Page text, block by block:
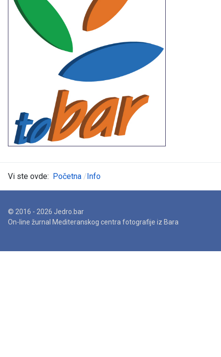
Vi ste ovde: Početna Info
© 2016 - 2026 Jedro.bar
On-line žurnal Mediteranskog centra fotografije iz Bara